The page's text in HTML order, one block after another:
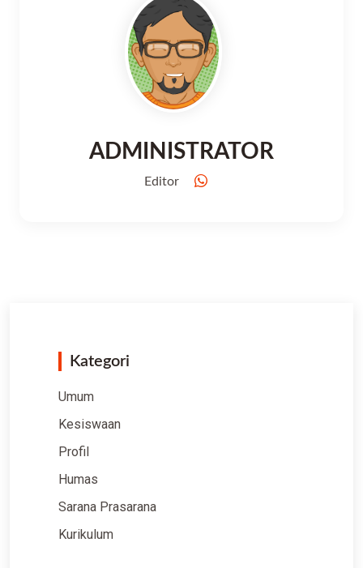
ADMINISTRATOR
Editor
Kategori
Umum
Kesiswaan
Profil
Humas
Sarana Prasarana
Kurikulum